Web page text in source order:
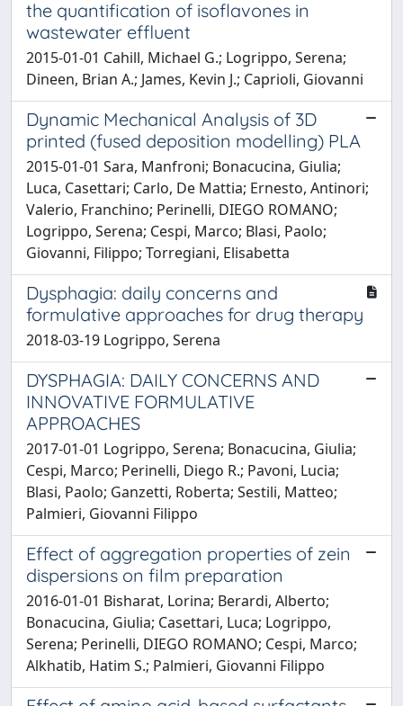
the quantification of isoflavones in
wastewater effluent
2015-01-01 Cahill, Michael G.; Logrippo, Serena;
Dineen, Brian A.; James, Kevin J.; Caprioli, Giovanni
Dynamic Mechanical Analysis of 3D
printed (fused deposition modelling) PLA
2015-01-01 Sara, Manfroni; Bonacucina, Giulia;
Luca, Casettari; Carlo, De Mattia; Ernesto, Antinori;
Valerio, Franchino; Perinelli, DIEGO ROMANO;
Logrippo, Serena; Cespi, Marco; Blasi, Paolo;
Giovanni, Filippo; Torregiani, Elisabetta
Dysphagia: daily concerns and
formulative approaches for drug therapy
2018-03-19 Logrippo, Serena
DYSPHAGIA: DAILY CONCERNS AND
INNOVATIVE FORMULATIVE
APPROACHES
2017-01-01 Logrippo, Serena; Bonacucina, Giulia;
Cespi, Marco; Perinelli, Diego R.; Pavoni, Lucia;
Blasi, Paolo; Ganzetti, Roberta; Sestili, Matteo;
Palmieri, Giovanni Filippo
Effect of aggregation properties of zein
dispersions on film preparation
2016-01-01 Bisharat, Lorina; Berardi, Alberto;
Bonacucina, Giulia; Casettari, Luca; Logrippo,
Serena; Perinelli, DIEGO ROMANO; Cespi, Marco;
Alkhatib, Hatim S.; Palmieri, Giovanni Filippo